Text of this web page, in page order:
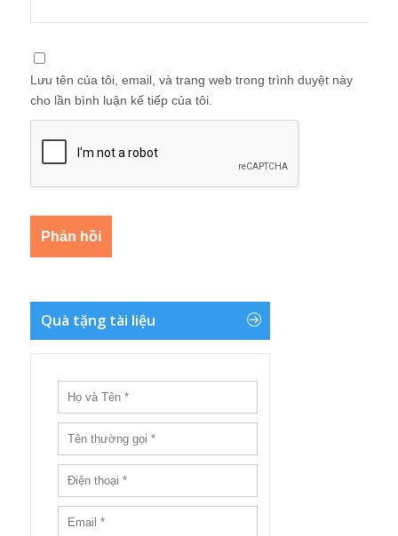
Lưu tên của tôi, email, và trang web trong trình duyệt này
cho lần bình luận kế tiếp của tôi.
Quà tặng tài liệu